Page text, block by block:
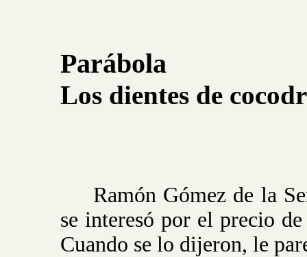
Parábola
Los dientes de
Ramón Gómez de la
se interesó por el precio
Cuando se lo dijeron, le